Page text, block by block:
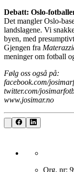
Debatt: Oslo-
Det mangler Oslo-
landslagene. Vi
byen, med
Gjengen fra
meninger om fotball
Følg oss også på:
facebook.com/
twitter.com/
www.josimar.no
Org. nr: